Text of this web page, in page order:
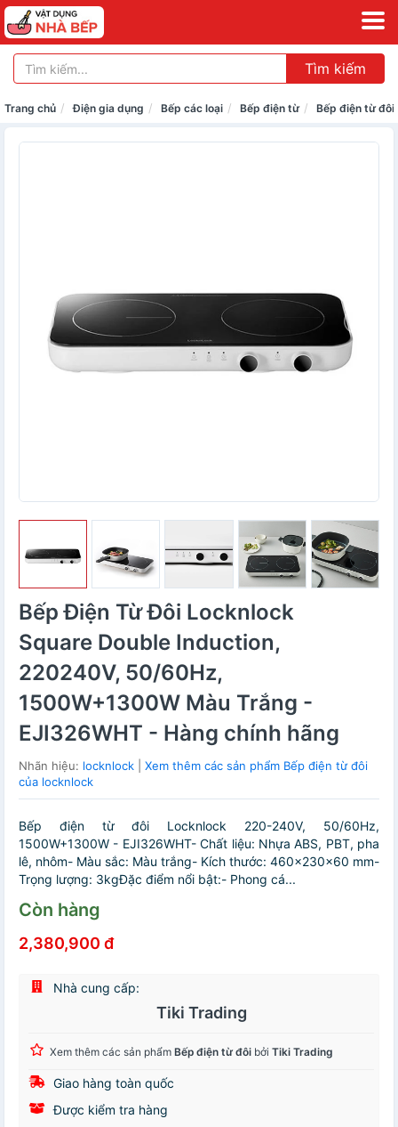
Tìm kiếm
Trang chủ Điện gia dụng Bếp các loại Bếp điện từ Bếp điện từ đôi
Bếp Điện Từ Đôi Locknlock
Square Double Induction,
220240V, 50/60Hz,
1500W+1300W Màu Trắng -
EJI326WHT - Hàng chính hãng
Nhãn hiệu: locknlock
Xem thêm các sản phẩm Bếp điện từ đôi
của locknlock
Bếp điện từ đôi Locknlock 220-240V, 50/60Hz,
1500W+1300W - EJI326WHT- Chất liệu: Nhựa ABS, PBT, pha
lê, nhôm- Màu sắc: Màu trắng- Kích thước: 460x230x60 mm-
Trọng lượng: 3kgĐặc điểm nổi bật:- Phong cá...
Còn hàng
2,380,900 đ
Nhà cung cấp:
Tiki Trading
Xem thêm các sản phẩm Bếp điện từ đôi bởi Tiki Trading
Giao hàng toàn quốc
Được kiểm tra hàng